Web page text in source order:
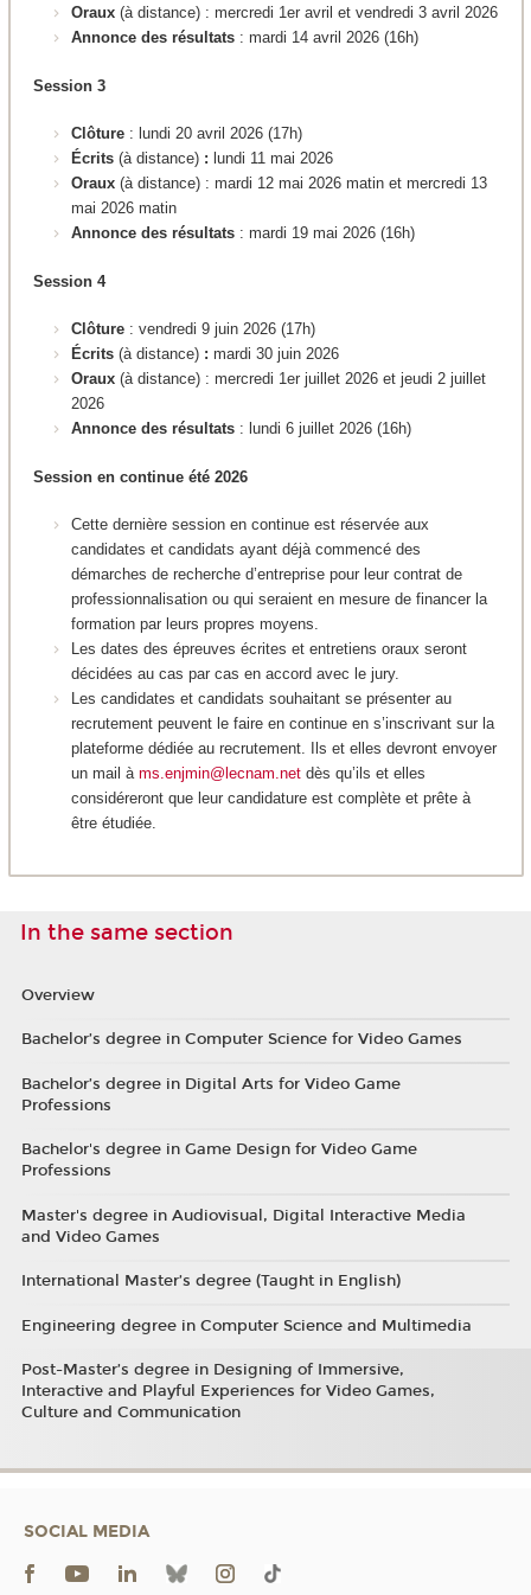
Oraux (à distance) : mercredi 1er avril et vendredi 3 avril 2026
Annonce des résultats : mardi 14 avril 2026 (16h)
Session 3
Clôture : lundi 20 avril 2026 (17h)
Écrits (à distance) : lundi 11 mai 2026
Oraux (à distance) : mardi 12 mai 2026 matin et mercredi 13
mai 2026 matin
Annonce des résultats : mardi 19 mai 2026 (16h)
Session 4
Clôture : vendredi 9 juin 2026 (17h)
Écrits (à distance) : mardi 30 juin 2026
Oraux (à distance) : mercredi 1er juillet 2026 et jeudi 2 juillet
2026
Annonce des résultats : lundi 6 juillet 2026 (16h)
Session en continue été 2026
Cette dernière session en continue est réservée aux
candidates et candidats ayant déjà commencé des
démarches de recherche d’entreprise pour leur contrat de
professionnalisation ou qui seraient en mesure de financer la
formation par leurs propres moyens.
Les dates des épreuves écrites et entretiens oraux seront
décidées au cas par cas en accord avec le jury.
Les candidates et candidats souhaitant se présenter au
recrutement peuvent le faire en continue en s’inscrivant sur la
plateforme dédiée au recrutement. Ils et elles devront envoyer
un mail à ms.enjmin@lecnam.net dès qu’ils et elles
considéreront que leur candidature est complète et prête à
être étudiée.
In the same section
Overview
Bachelor’s degree in Computer Science for Video Games
Bachelor’s degree in Digital Arts for Video Game
Professions
Bachelor's degree in Game Design for Video Game
Professions
Master's degree in Audiovisual, Digital Interactive Media
and Video Games
International Master’s degree (Taught in English)
Engineering degree in Computer Science and Multimedia
Post-Master’s degree in Designing of Immersive,
Interactive and Playful Experiences for Video Games,
Culture and Communication
SOCIAL MEDIA